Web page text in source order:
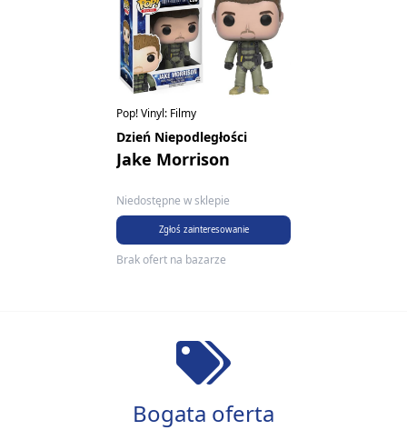
Pop! Vinyl: Filmy
Dzień Niepodległości
Jake Morrison
Niedostępne w sklepie
Zgłoś zainteresowanie
Brak ofert na bazarze
Bogata oferta